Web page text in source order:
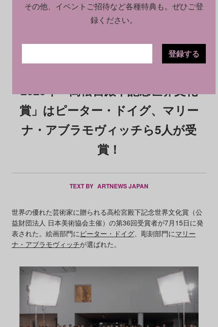
2025.07.16
2025年「高松宮殿下記念世界文化
賞」はピーター・ドイグ、マリー
ナ・アブラモヴィッチら5人が受
賞！
TEXT BY ARTNEWS JAPAN
世界の優れた芸術家に贈られる高松宮殿下記念世界文化賞（公
益財団法人 日本美術協会主催）の第36回受賞者が7月15日に発
表された。絵画部門にピーター・ドイグ、彫刻部門にマリー
ナ・アブラモヴィッチが選ばれた。
その他、イベントご招待など各種特典も。ぜひご登
録ください。
登録する